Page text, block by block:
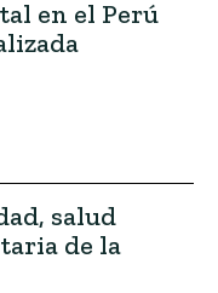
en el Perú
salud
de la